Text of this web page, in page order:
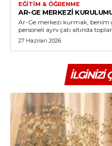
EĞITIM & ÖĞRENME
AR-GE MERKEZI
Ar-Ge merkezi kurmak, benim
personeli aynı çatı altında
27 Haziran 2026
İLGINIZI